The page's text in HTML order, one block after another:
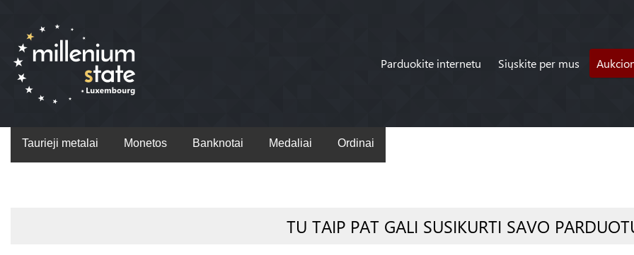
Parduokite internetu Siųskite per mus
Taurieji metalai Monetos Banknotai Medaliai Ordinai
TU TAIP PAT GALI SUSIKURTI SAVO